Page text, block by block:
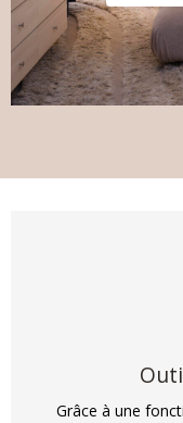
Grâce à une